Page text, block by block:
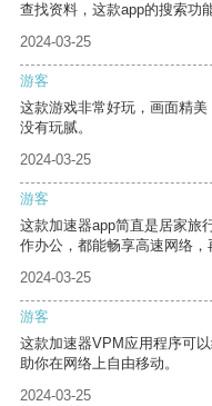
查找资料，这款app的搜索功
2024-03-25
游客
这款游戏非常好玩，画面精
没有玩腻。
2024-03-25
游客
这款加速器app简直是居家旅
作办公，都能畅享高速网络，
2024-03-25
游客
这款加速器VPM应用程序可
助你在网络上自由移动。
2024-03-25